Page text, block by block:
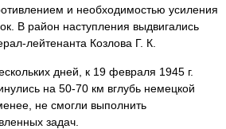
и необходимостью усиления
В район наступления выдвигались
лейтенанта Козлова Г. К.
дней, к 19 февраля 1945 г.
на 50-70 км вглубь немецкой
не смогли выполнить
задач.